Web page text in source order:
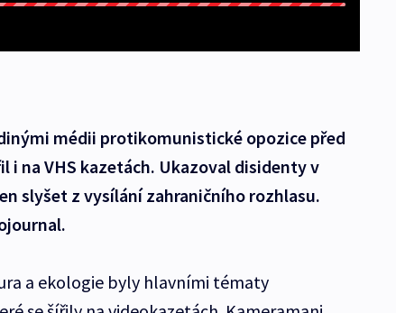
médii protikomunistické opozice před
i na VHS kazetách. Ukazoval disidenty v
slyšet z vysílání zahraničního rozhlasu.
a ekologie byly hlavními tématy